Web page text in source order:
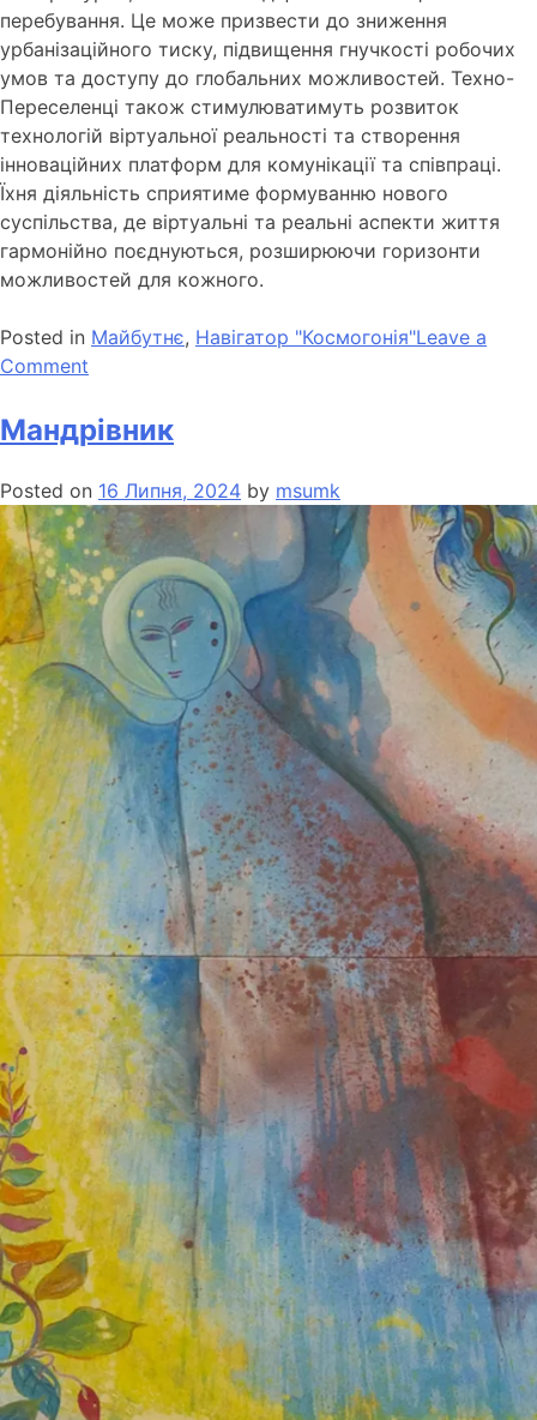
перебування. Це може призвести до зниження
урбанізаційного тиску, підвищення гнучкості робочих
умов та доступу до глобальних можливостей. Техно-
Переселенці також стимулюватимуть розвиток
технологій віртуальної реальності та створення
інноваційних платформ для комунікації та співпраці.
Їхня діяльність сприятиме формуванню нового
суспільства, де віртуальні та реальні аспекти життя
гармонійно поєднуються, розширюючи горизонти
можливостей для кожного.
Posted in Майбутнє, Навігатор "Космогонія"Leave a
Comment
Мандрівник
Posted on 16 Липня, 2024 by msumk